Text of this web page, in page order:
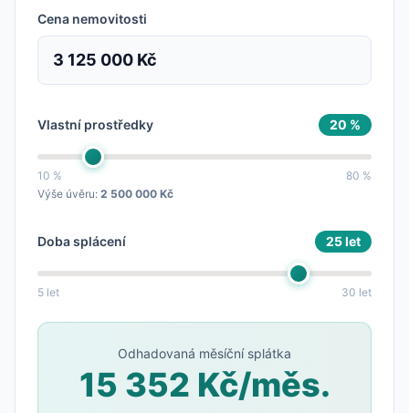
Cena nemovitosti
3 125 000 Kč
Vlastní prostředky 20 %
10 %
80 %
Výše úvěru: 2 500 000 Kč
Doba splácení 25 let
5 let 30 let
Odhadovaná měsíční splátka
15 352 Kč/měs.